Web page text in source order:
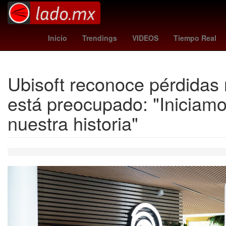
Inicio Trendings VIDEOS Tiempo Real
Semana Santa Temporada 2024 Denuncia
Ubisoft reconoce
está preocupado:
nuestra historia"